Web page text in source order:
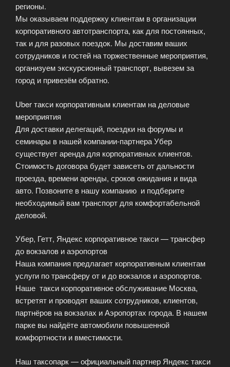
регионы.
Мы оказываем поддержку клиентам в организации
корпоративного автотранспорта, как для постоянных,
так и для разовых поездок. Мы доставим ваших
сотрудников и гостей на торжественные мероприятия,
организуем экскурсионный транспорт, вывезем за
город и привезём обратно.
Uber такси корпоративным клиентам на деловые
мероприятия
Для доставки делегаций, поездки на форумы и
семинары в нашей компании-партнера Убер
существует аренда для корпоративных клиентов.
Стоимость договора будет зависеть от дальности
проезда, времени аренды, сроков ожидания и вида
авто. Позвоните в нашу компанию и подберите
необходимый вам транспорт для комфортабельной
деловой.
Убер, Гетт, Яндекс корпоративное такси — трансфер
до вокзалов и аэропортов
Наша компания предлагает корпоративным клиентам
услуги по трансферу от и до вокзалов и аэропортов.
Наше такси корпоративное обслуживание Москва,
встретят и проводят ваших сотрудников, клиентов,
партнёров на вокзалах и Аэропортах города. В нашем
парке вы найдёте автомобили повышенной
комфортности и вместимости.
Наш таксопарк — официальный партнер Яндекс такси